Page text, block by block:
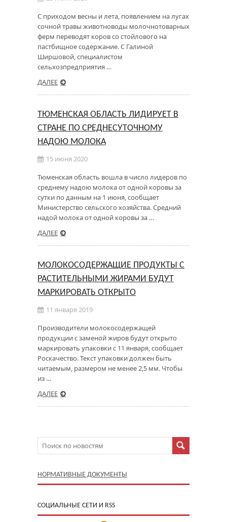
С приходом весны и лета, появлением на лугах
сочной травы животноводы молочнотоварных
ферм переводят коров со стойлового на
пастбищное содержание. С Галиной
Ширшовой, специалистом
сельхозпредприятия …
ДАЛЕЕ
ТЮМЕНСКАЯ ОБЛАСТЬ ЛИДИРУЕТ В
СТРАНЕ ПО СРЕДНЕСУТОЧНОМУ
НАДОЮ МОЛОКА
15 июня 2020
Тюменская область вошла в число лидеров по
среднему надою молока от одной коровы за
сутки по данным на 1 июня, сообщает
Министерство сельского хозяйства. Средний
надой молока от одной коровы за …
ДАЛЕЕ
МОЛОКОСОДЕРЖАЩИЕ ПРОДУКТЫ С
РАСТИТЕЛЬНЫМИ ЖИРАМИ БУДУТ
МАРКИРОВАТЬ ОТКРЫТО
11 января 2019
Производители молокосодержащей
продукции с заменой жиров будут открыто
маркировать упаковки с 11 января, сообщает
Роскачество. Текст упаковки должен быть
читаемым, размером не менее 2,5 мм. Чтобы
из …
ДАЛЕЕ
НОРМАТИВНЫЕ ДОКУМЕНТЫ
CОЦИАЛЬНЫЕ СЕТИ И RSS